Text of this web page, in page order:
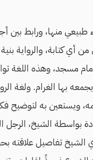
منها، ورابط بين
أي كتابة، والرواية
مسجد، وهذه اللغة
بها الغرام. ولغة
ويستعين به لتوضيح
بواسطة الشيخ،
الشيخ تفاصيل علاقته